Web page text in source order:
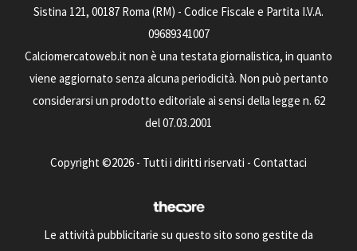
Sistina 121, 00187 Roma (RM) - Codice Fiscale e Partita I.V.A.
09689341007
Calciomercatoweb.it non è una testata giornalistica, in quanto
viene aggiornato senza alcuna periodicità. Non può pertanto
considerarsi un prodotto editoriale ai sensi della legge n. 62
del 07.03.2001
Copyright ©2026 - Tutti i diritti riservati - Contattaci
Le attività pubblicitarie su questo sito sono gestite da